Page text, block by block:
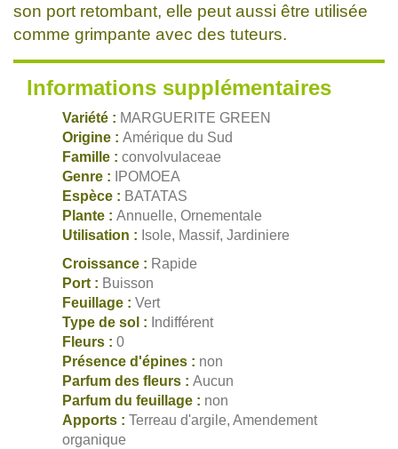
son port retombant, elle peut aussi être utilisée
comme grimpante avec des tuteurs.
Informations supplémentaires
Variété : MARGUERITE GREEN
Origine : Amérique du Sud
Famille : convolvulaceae
Genre :
IPOMOEA
Espèce : BATATAS
Plante : Annuelle, Ornementale
Utilisation : Isole, Massif, Jardiniere
Croissance : Rapide
Port : Buisson
Feuillage : Vert
Type de sol : Indifférent
Fleurs : 0
Présence d'épines : non
Parfum des fleurs : Aucun
Parfum du feuillage : non
Apports : Terreau d'argile, Amendement
organique